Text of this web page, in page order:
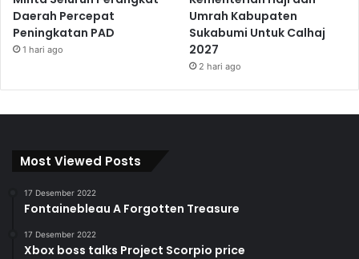
Daerah Percepat
Peningkatan PAD
1 hari ago
Umrah Kabupaten
Sukabumi Untuk Calhaj
2027
2 hari ago
Most Viewed Posts
17 Desember 2022
Fontainebleau A Forgotten Treasure
17 Desember 2022
Xbox boss talks Project Scorpio price